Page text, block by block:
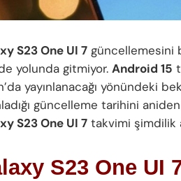
S23 One UI 7 güncellemesini
yolunda gitmiyor. Android 15
yayınlanacağı yönündeki
güncelleme tarihini
S23 One UI 7 takvimi şimdilik
S23 One UI